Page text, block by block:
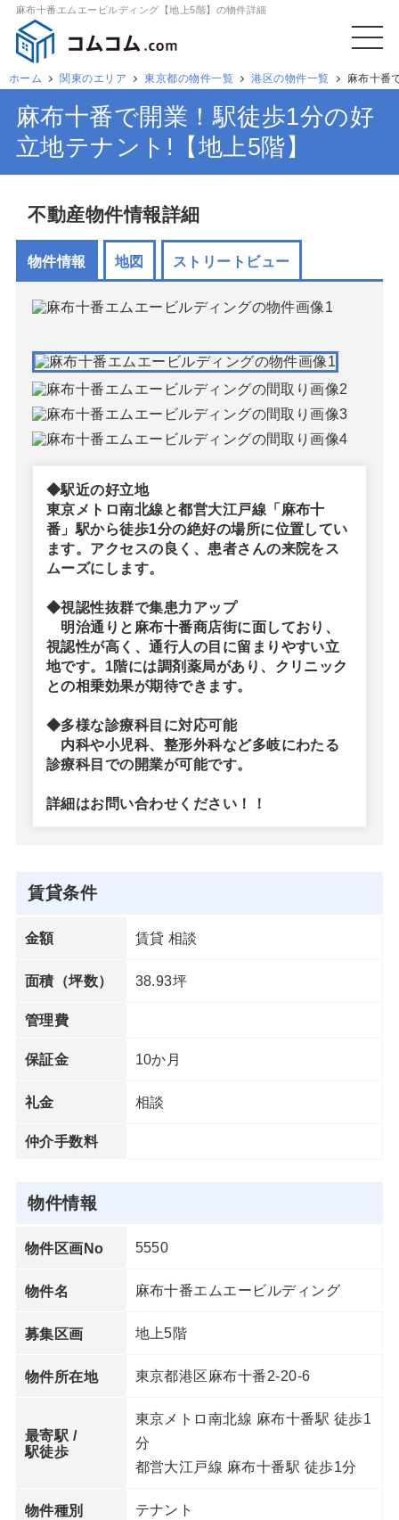
⿇布⼗番エムエービルディング【地上5階】の物件詳細
ホーム 関東のエリア 東京都の物件一覧 港区の物件一覧 麻布十番
麻布十番で開業！駅徒歩1分の好
立地テナント!【地上5階】
不動産物件情報詳細
物件情報 地図 ストリートビュー
◆駅近の好立地
東京メトロ南北線と都営大江戸線「麻布十
番」駅から徒歩1分の絶好の場所に位置してい
ます。アクセスの良く、患者さんの来院をス
ムーズにします。
◆視認性抜群で集患力アップ
明治通りと麻布十番商店街に面しており、
視認性が高く、通行人の目に留まりやすい立
地です。1階には調剤薬局があり、クリニック
との相乗効果が期待できます。
◆多様な診療科目に対応可能
内科や小児科、整形外科など多岐にわたる
診療科目での開業が可能です。
詳細はお問い合わせください！！
賃貸条件
金額 賃貸 相談
面積（坪数） 38.93坪
管理費
保証金 10か月
礼金 相談
仲介手数料
物件情報
物件区画No 5550
物件名 ⿇布⼗番エムエービルディング
募集区画 地上5階
物件所在地 東京都港区⿇布⼗番2-20-6
最寄駅 /
駅徒歩
東京メトロ南北線 麻布十番駅 徒歩1
分
都営大江戸線 麻布十番駅 徒歩1分
物件種別 テナント